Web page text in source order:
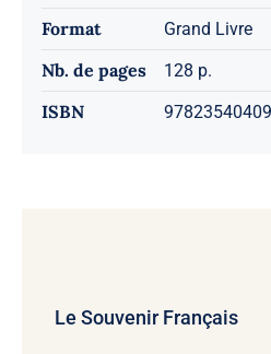
Format Grand Livre
Nb. de pages 128 p.
ISBN
Le Souvenir Français